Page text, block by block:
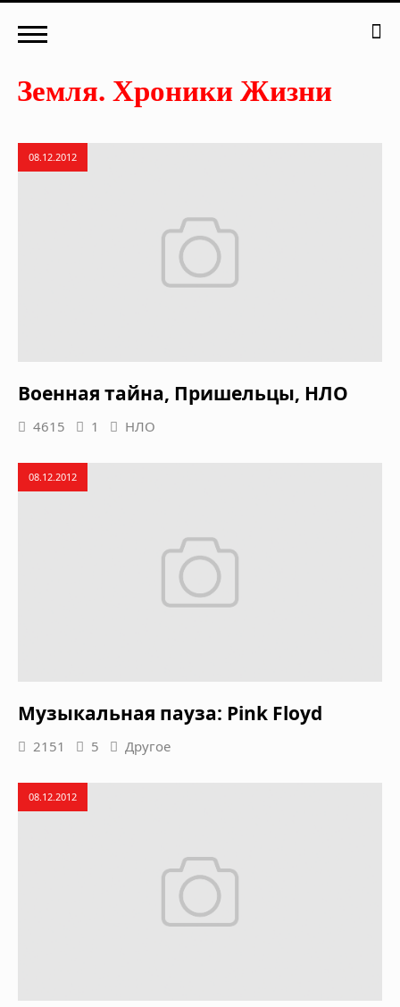
08.12.2012
Военная тайна, Пришельцы, НЛО
4615 1 НЛО
08.12.2012
Музыкальная пауза: Pink Floyd
2151 5 Другое
08.12.2012